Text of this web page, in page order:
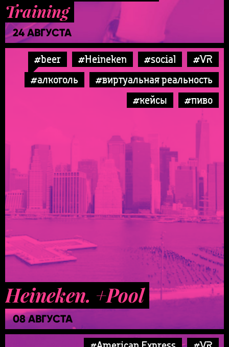
Training
24 АВГУСТА
#beer #Heineken #social
#VR
#алкоголь
#виртуальная реальность
#кейсы
#пиво
Heineken. +Pool
08 АВГУСТА